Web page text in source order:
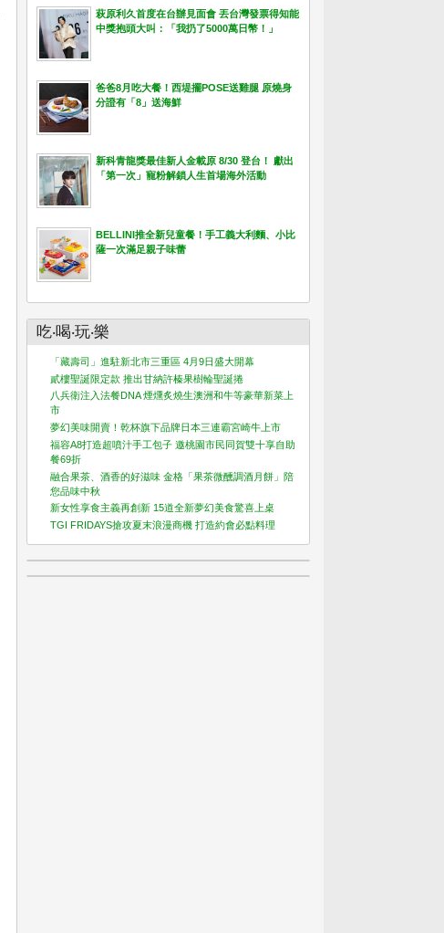
萩原利久首度在台辦見面會 丟台灣發票得知能
中獎抱頭大叫：「我扔了5000萬日幣！」
爸爸8月吃大餐！西堤擺POSE送雞腿 原燒身
分證有「8」送海鮮
新科青龍獎最佳新人金載原 8/30 登台！ 獻出
「第一次」寵粉解鎖人生首場海外活動
BELLINI推全新兒童餐！手工義大利麵、小比
薩一次滿足親子味蕾
吃‧喝‧玩‧樂
「藏壽司」進駐新北市三重區 4月9日盛大開幕
貳樓聖誕限定款 推出甘納許榛果樹輪聖誕捲
八兵衛注入法餐DNA 煙燻炙燒生澳洲和牛等豪華新菜上
市
夢幻美味開賣！乾杯旗下品牌日本三連霸宮崎牛上市
福容A8打造超噴汁手工包子 邀桃園市民同賀雙十享自助
餐69折
融合果茶、酒香的好滋味 金格「果茶微醺調酒月餅」陪
您品味中秋
新女性享食主義再創新 15道全新夢幻美食驚喜上桌
TGI FRIDAYS搶攻夏末浪漫商機 打造約會必點料理